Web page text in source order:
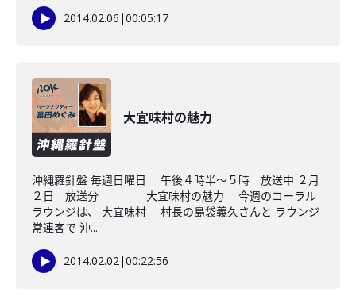
2014.02.06 |00:05:17
大宜味村の魅力
沖縄羅針盤 毎週日曜日 午後４時半～５時 放送中 ２月
２日 放送分 大宜味村の魅力 今週のコーラル
ラウンジは、 大宜味村 村長の島袋義久さんと ラウンジ
常連客で 沖...
2014.02.02|00:22:56